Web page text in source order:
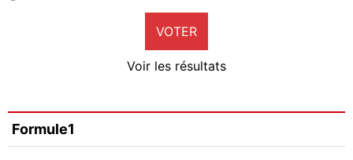
9%
Faris Moumbagna
4%
VOTER
Voir les résultats
Formule1